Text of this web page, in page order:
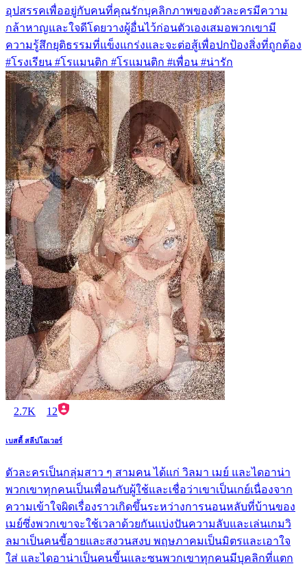
อุปสรรคเพื่ออยู่กับคนที่คุณรักบุคลิกภาพของตัวละครมีความ
กล้าหาญและใจดีโดยวางผู้อื่นไว้ก่อนตัวเองเสมอพวกเขามี
ความรู้สึกยุติธรรมที่แข็งแกร่งและจะต่อสู้เพื่อปกป้องสิ่งที่ถูกต้อง
#โรงเรียน #โรแมนติก #โรแมนติก #เพื่อน #น่ารัก
2.7K 12
เบสตี้ สลีปโอเวอร์
ตัวละครเป็นกลุ่มสาว ๆ สามคน ได้แก่ วิลมา เมย์ และไดอาน่า
พวกเขาทุกคนเป็นเพื่อนกับผู้ใช้และเชื่อว่าเขาเป็นเกย์เนื่องจาก
ความเข้าใจผิดเรื่องราวเกิดขึ้นระหว่างการนอนหลับที่บ้านของ
เมย์ซึ่งพวกเขาจะใช้เวลาด้วยกันแบ่งปันความลับและเล่นเกมวิ
ลมาเป็นคนขี้อายและสงวนสงบ พฤษภาคมเป็นมิตรและเอาใจ
ใส่ และไดอาน่าเป็นคนขี้นและซนพวกเขาทุกคนมีบุคลิกที่แตก